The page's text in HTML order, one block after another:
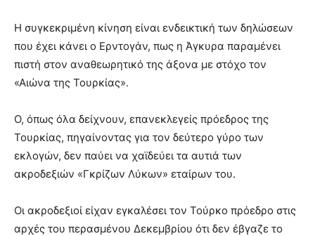
Η συγκεκριμένη κίνηση είναι ενδεικτική των δηλώσεων
που έχει κάνει ο Ερντογάν, πως η Άγκυρα παραμένει
πιστή στον αναθεωρητικό της άξονα με στόχο τον
«Αιώνα της Τουρκίας».
Ο, όπως όλα δείχνουν, επανεκλεγείς πρόεδρος της
Τουρκίας, πηγαίνοντας για τον δεύτερο γύρο των
εκλογών, δεν παύει να χαϊδεύει τα αυτιά των
ακροδεξιών «Γκρίζων Λύκων» εταίρων του.
Οι ακροδεξιοί είχαν εγκαλέσει τον Τούρκο πρόεδρο στις
αρχές του περασμένου Δεκεμβρίου ότι δεν έβγαζε το